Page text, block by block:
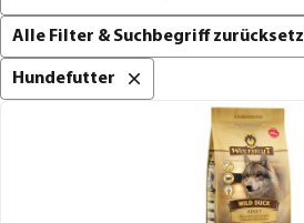
Alle Filter & Suchbegriff
Hundefutter